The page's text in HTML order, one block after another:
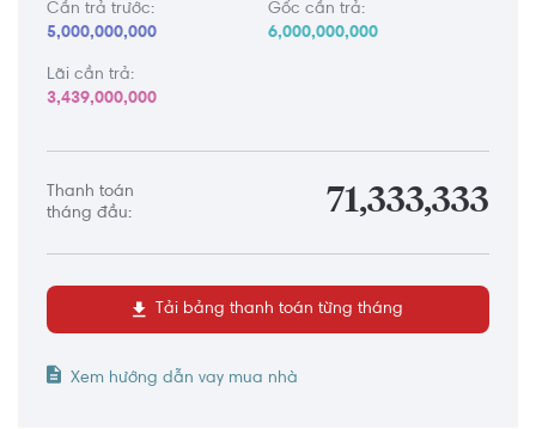
Cần trả trước:
5,000,000,000
Gốc cần trả:
6,000,000,000
Lãi cần trả:
3,439,000,000
Thanh toán
tháng đầu:
71,333,333
Tải bảng thanh toán từng tháng
Xem hướng dẫn vay mua nhà